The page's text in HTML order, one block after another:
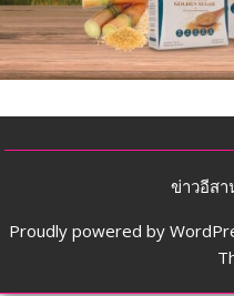
ข่าวอีส
Proudly powered by